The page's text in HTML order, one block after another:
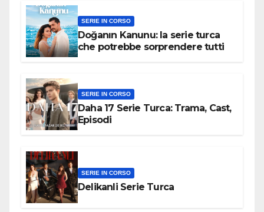
SERIE IN CORSO
Doğanın Kanunu: la serie turca
che potrebbe sorprendere tutti
SERIE IN CORSO
Daha 17 Serie Turca: Trama, Cast,
Episodi
SERIE IN CORSO
Delikanli Serie Turca